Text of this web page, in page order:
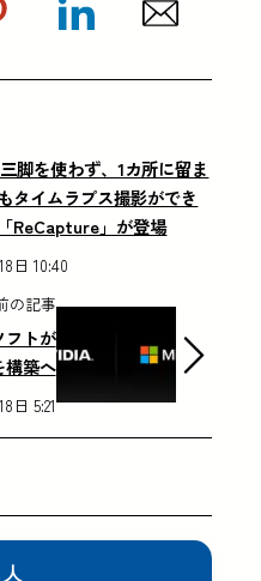
脚を使わず、1カ所に留ま
タイムラプス撮影ができ
ReCapture」が登場
日 10:40
の記事
フトが
構築へ
日 5:21